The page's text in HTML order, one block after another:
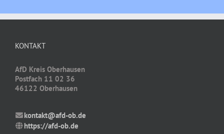
KONTAKT
AfD Kreis Oberhausen
Postfach 11 02 36
46122 Oberhausen
kontakt@afd-ob.de
https://afd-ob.de